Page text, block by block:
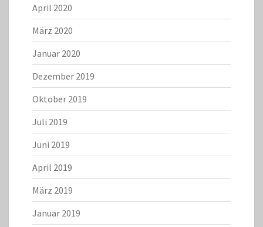
April 2020
März 2020
Januar 2020
Dezember 2019
Oktober 2019
Juli 2019
Juni 2019
April 2019
März 2019
Januar 2019